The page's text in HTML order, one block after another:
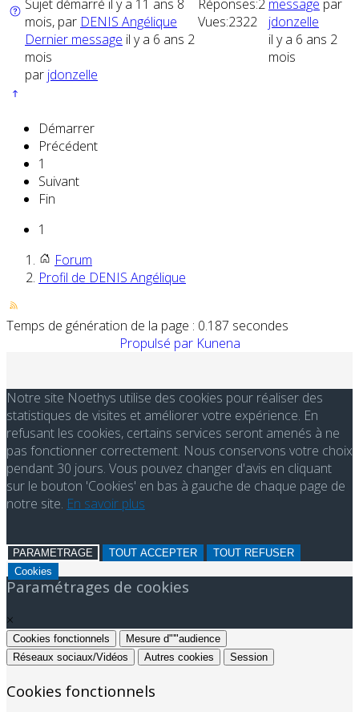
Sujet démarré il y a 11 ans 8
mois, par DENIS Angélique
Dernier message il y a 6 ans 2
mois
par jdonzelle
Réponses:2
Vues:2322
message par
jdonzelle
il y a 6 ans 2
mois
Démarrer
Précédent
1
Suivant
Fin
1
Forum
Profil de DENIS Angélique
Temps de génération de la page : 0.187 secondes
Propulsé par Kunena
Notre site Noethys utilise des cookies pour réaliser des
statistiques de visites et améliorer votre expérience. En
refusant les cookies, certains services seront amenés à ne
pas fonctionner correctement. Nous conservons votre choix
pendant 30 jours. Vous pouvez changer d'avis en cliquant
sur le bouton 'Cookies' en bas à gauche de chaque page de
notre site. En savoir plus
PARAMETRAGE TOUT ACCEPTER
TOUT REFUSER
Cookies
Paramétrages de cookies
×
Cookies fonctionnels
Mesure d"'"audience
Réseaux sociaux/Vidéos
Autres cookies Session
Cookies fonctionnels